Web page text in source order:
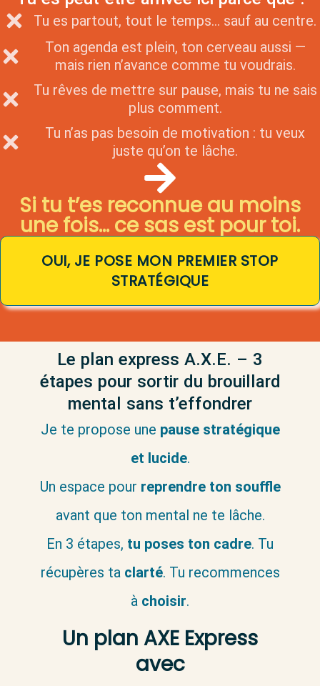
Tu es partout, tout le temps… sauf au centre.
Ton agenda est plein, ton cerveau aussi —
mais rien n’avance comme tu voudrais.
Tu rêves de mettre sur pause, mais tu ne sais
plus comment.
Tu n’as pas besoin de motivation : tu veux
juste qu’on te lâche.
Si tu t’es reconnue au moins
une fois… ce sas est pour toi.
OUI, JE POSE MON PREMIER STOP
STRATÉGIQUE
Le plan express A.X.E. – 3
étapes pour sortir du brouillard
mental sans t’effondrer
Je te propose une pause stratégique
et lucide.
Un espace pour reprendre ton souffle
avant que ton mental ne te lâche.
En 3 étapes, tu poses ton cadre. Tu
récupères ta clarté. Tu recommences
à choisir.
Un plan AXE Express
avec